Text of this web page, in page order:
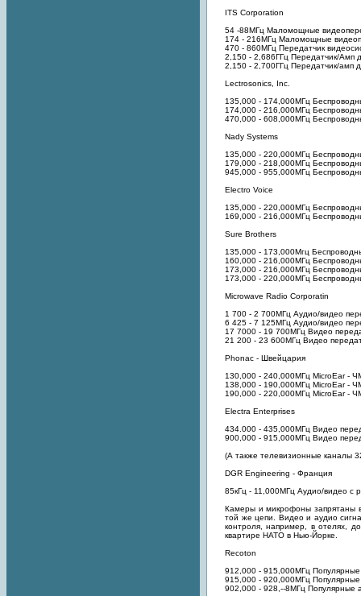
ITS Corporation
54 -88МГц Маломощные
174 - 216МГц Маломощные
470 - 860МГц Передатчик
2,150 - 2,686ГГц Передатчик/Амп
2,150 - 2,700ГГц Передатчик/амп
Lectrosonics, Inc.
135,000 - 174,000МГц
174,000 - 216,000МГц
470,000 - 608,000МГц
Nady Systems
135,000 - 220,000МГц
179,000 - 218,000МГц
945,000 - 955,000МГц
Electro Voice
135,000 - 220,000МГц
169,000 - 216,000МГц
Sure Brothers
135,000 - 173,000Мгц
160,000 - 216,000МГц
173,000 - 216,000МГц
173,000 - 220,000МГц
Microwave Radio Corporatin
1 700 - 2 700МГц Аудио/видео
6 425 - 7 125МГц Аудио/видео
17 7000 - 19 700МГц Видео
21 200 - 23 600МГц Видео
Phonac - Швейцария
130,000 - 240,000МГц MicroEar -
138,000 - 190,000МГц MicroEar -
190,000 - 220,000МГц MicroEar -
Electra Enterprises
434.000 - 435,000МГц Видео
900,000 - 915,000МГц Видео
(А также телевизионные каналы
DGR Engineering - Франция
85кГц - 11,000МГц Аудио/видео с
Камеры и микрофоны запрятаны
той же цепи. Видео и аудио
контроля, например, в отелях,
квартире НАТО в Нью-Йорке.
Recoton
912,000 - 915,000МГц
915,000 - 920,000МГц Популярные
902,000 - 928,--8МГц Популярные